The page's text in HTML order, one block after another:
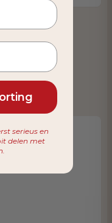
serieus en
delen met